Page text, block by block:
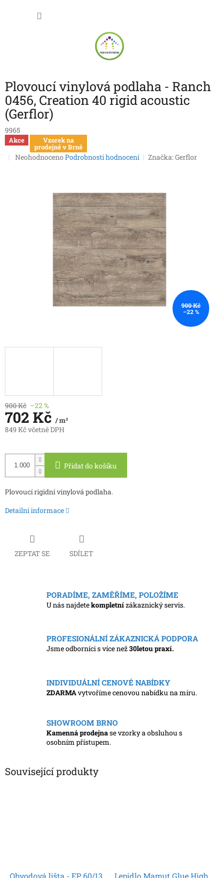
Plovoucí vinylová podlaha - Ranch
0456, Creation 40 rigid acoustic
(Gerflor)
9965
Akce Vzorek na
prodejně v Brně
Průměrné
Neohodnoceno Podrobnosti hodnocení Značka:Gerflor
900 Kč
–22 %
900 Kč –22 %
702 Kč / m²
849 Kč včetně DPH
cena:
Přidat do košíku
Plovoucí rigidní vinylová podlaha.
Detailní informace
ZEPTAT SE SDÍLET
PORADÍME, ZAMĚŘÍME, POLOŽÍME
U nás najdetekompletnízákaznický servis.
PROFESIONÁLNÍ ZÁKAZNICKÁ PODPORA
Jsme odborníci s více než30letou praxí.
INDIVIDUÁLNÍ CENOVÉ NABÍDKY
ZDARMAvytvoříme cenovou nabídku na míru.
SHOWROOM BRNO
Kamenná prodejnase vzorky a obsluhou s
osobním přístupem.
Související produkty
Obvodová lišta - EP 60/13 Lepidlo Mamut Glue High